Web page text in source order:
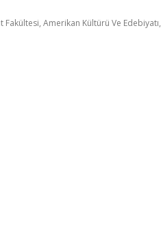
Amerikan Kültürü Ve Edebiyatı,